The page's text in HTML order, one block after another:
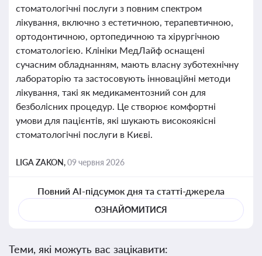
стоматологічні послуги з повним спектром
лікування, включно з естетичною, терапевтичною,
ортодонтичною, ортопедичною та хірургічною
стоматологією. Клініки МедЛайф оснащені
сучасним обладнанням, мають власну зуботехнічну
лабораторію та застосовують інноваційні методи
лікування, такі як медикаментозний сон для
безболісних процедур. Це створює комфортні
умови для пацієнтів, які шукають високоякісні
стоматологічні послуги в Києві.
LIGA ZAKON,09 червня 2026
Повний AI-підсумок дня та статті-джерела
ОЗНАЙОМИТИСЯ
Теми, які можуть вас зацікавити: